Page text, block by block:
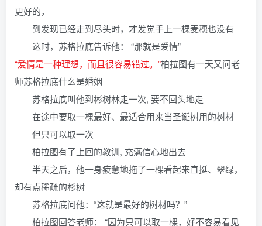
更好的，
到发现已经走到尽头时，才发觉手上一棵麦穗也没有
这时，苏格拉底告诉他： “那就是爱情”
“爱情是一种理想，而且很容易错过。”柏拉图有一天又问老
师苏格拉底什么是婚姻
苏格拉底叫他到彬树林走一次, 要不回头地走
在途中要取一棵最好、最适合用来当圣诞树用的树材
但只可以取一次
柏拉图有了上回的教训, 充满信心地出去
半天之后，他一身疲惫地拖了一棵看起来直挺、翠绿，
却有点稀疏的杉树
苏格拉底问他：“这就是最好的树材吗？”
柏拉图回答老师： “因为只可以取一棵，好不容易看见